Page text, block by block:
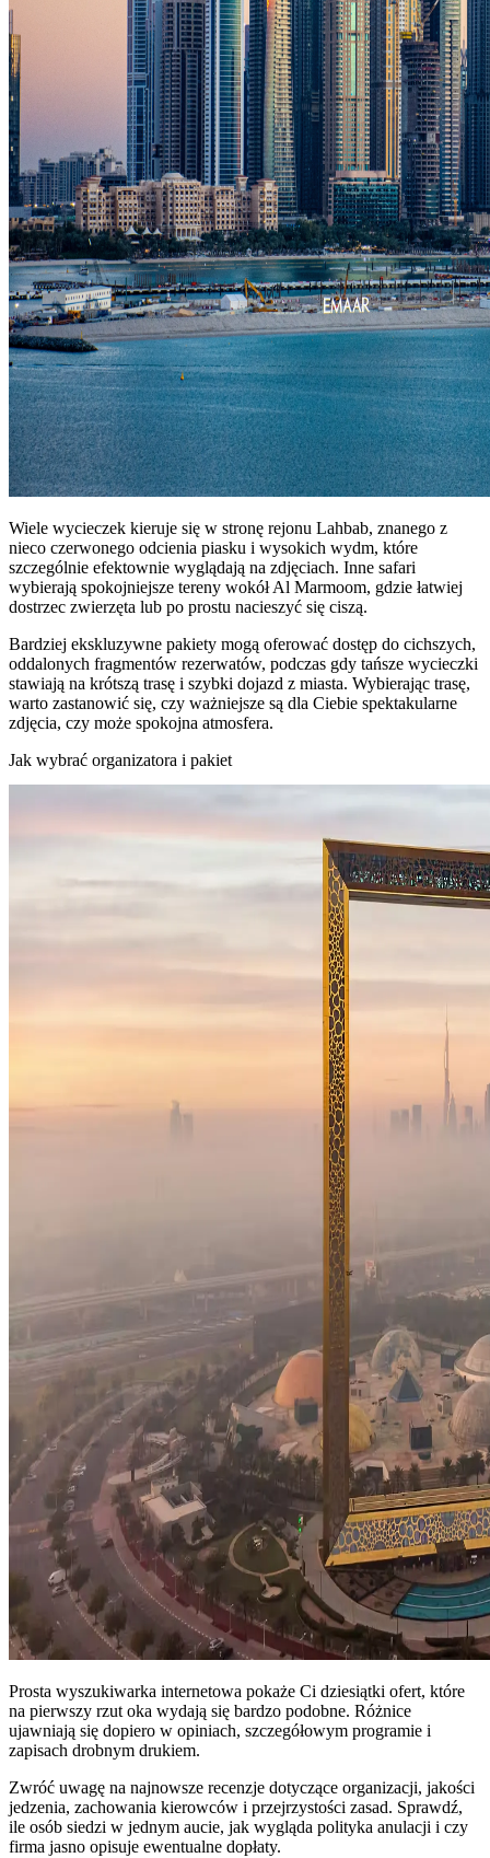
Wiele wycieczek kieruje się w stronę rejonu Lahbab, znanego z
nieco czerwonego odcienia piasku i wysokich wydm, które
szczególnie efektownie wyglądają na zdjęciach. Inne safari
wybierają spokojniejsze tereny wokół Al Marmoom, gdzie łatwiej
dostrzec zwierzęta lub po prostu nacieszyć się ciszą.
Bardziej ekskluzywne pakiety mogą oferować dostęp do cichszych,
oddalonych fragmentów rezerwatów, podczas gdy tańsze wycieczki
stawiają na krótszą trasę i szybki dojazd z miasta. Wybierając trasę,
warto zastanowić się, czy ważniejsze są dla Ciebie spektakularne
zdjęcia, czy może spokojna atmosfera.
Jak wybrać organizatora i pakiet
Prosta wyszukiwarka internetowa pokaże Ci dziesiątki ofert, które
na pierwszy rzut oka wydają się bardzo podobne. Różnice
ujawniają się dopiero w opiniach, szczegółowym programie i
zapisach drobnym drukiem.
Zwróć uwagę na najnowsze recenzje dotyczące organizacji, jakości
jedzenia, zachowania kierowców i przejrzystości zasad. Sprawdź,
ile osób siedzi w jednym aucie, jak wygląda polityka anulacji i czy
firma jasno opisuje ewentualne dopłaty.